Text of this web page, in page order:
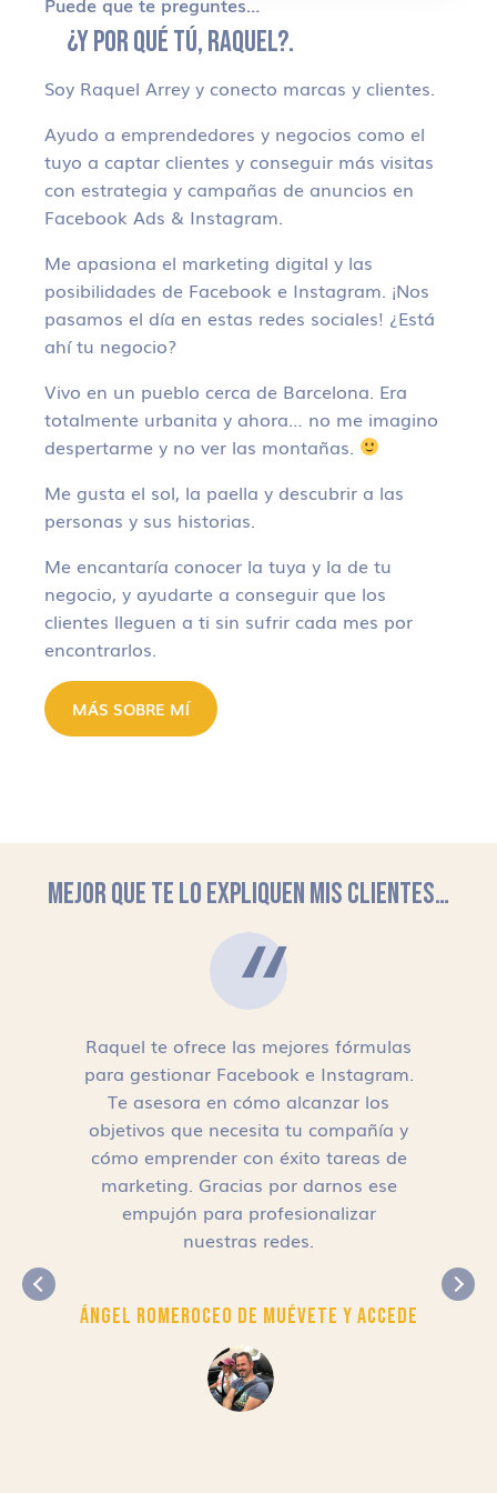
¿Y POR QUÉ TÚ, RAQUEL?.
Soy Raquel Arrey y conecto marcas y clientes.
Ayudo a emprendedores y negocios como el
tuyo a captar clientes y conseguir más visitas
con estrategia y campañas de anuncios en
Facebook Ads & Instagram.
Me apasiona el marketing digital y las
posibilidades de Facebook e Instagram. ¡Nos
pasamos el día en estas redes sociales! ¿Está
ahí tu negocio?
Vivo en un pueblo cerca de Barcelona. Era
totalmente urbanita y ahora… no me imagino
despertarme y no ver las montañas.
Me gusta el sol, la paella y descubrir a las
personas y sus historias.
Me encantaría conocer la tuya y la de tu
negocio, y ayudarte a conseguir que los
clientes lleguen a ti sin sufrir cada mes por
encontrarlos.
MÁS SOBRE MÍ
MEJOR QUE TE LO EXPLIQUEN MIS CLIENTES…
Raquel te ofrece las mejores fórmulas
para gestionar Facebook e Instagram.
Te asesora en cómo alcanzar los
objetivos que necesita tu compañía y
cómo emprender con éxito tareas de
marketing. Gracias por darnos ese
empujón para profesionalizar
nuestras redes.
Ángel RomeroCEO de Muévete y Accede